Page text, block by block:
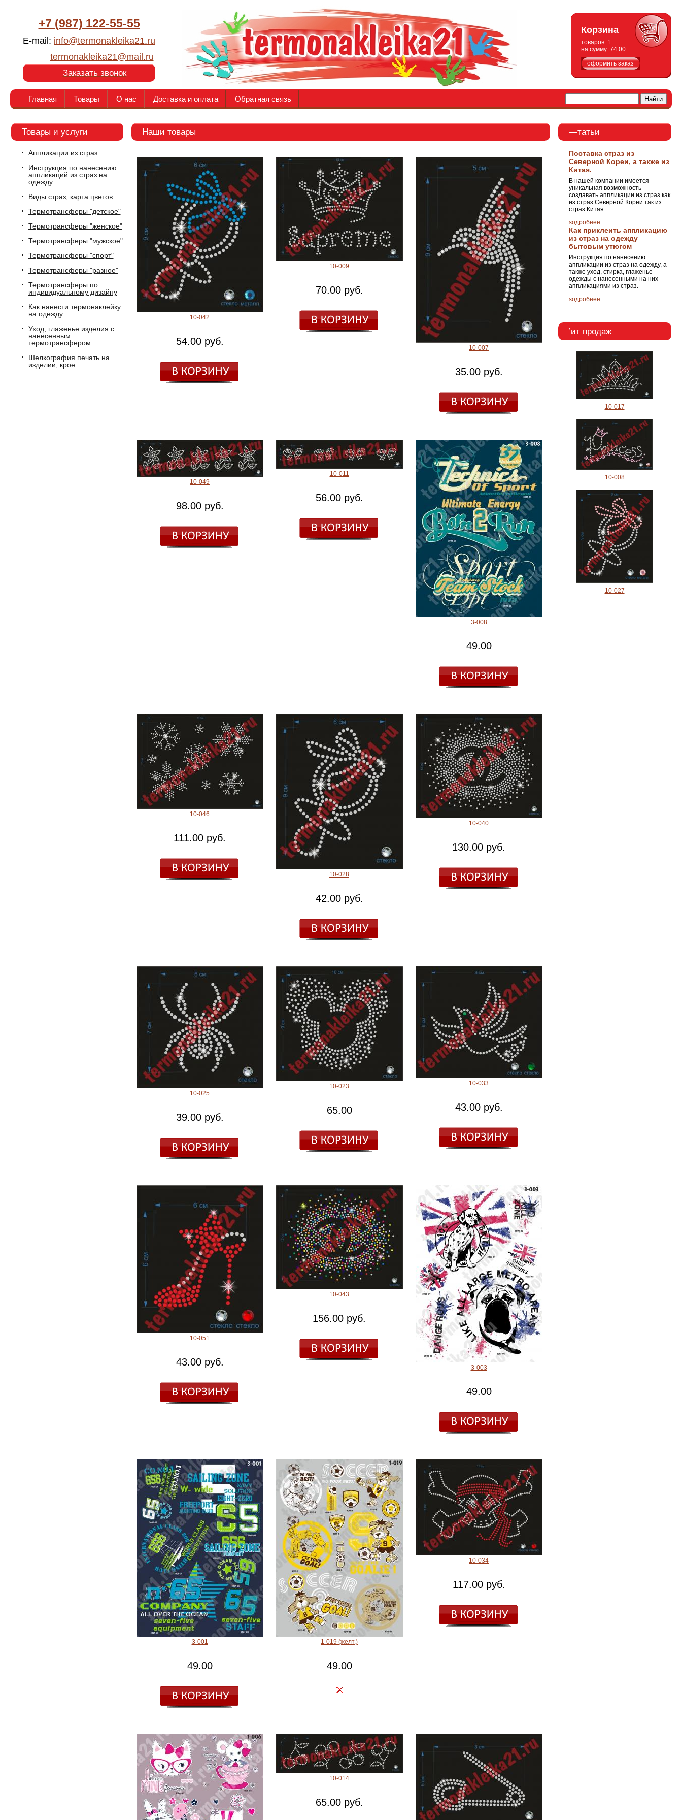
+7 (987) 122-55-55
E-mail: info@termonakleika21.ru
termonakleika21@mail.ru
Заказать звонок
Корзина
товаров: 1
на сумму: 74.00
оформить заказ
Главная Товары О нас Доставка и оплата Обратная связь
Товары и услуги
Аппликации из страз
Инструкция по нанесению
аппликаций из страз на
одежду
Виды страз, карта цветов
Термотрансферы "детское"
Термотрансферы "женское"
Термотрансферы "мужское"
Термотрансферы "спорт"
Термотрансферы "разное"
Термотрансферы по
индивидуальному дизайну
Как нанести термонаклейку
на одежду
Уход, глаженье изделия с
нанесенным
термотрансфером
Шелкография печать на
изделии, крое
Наши товары
10-042
54.00 руб.
10-009
70.00 руб.
10-007
35.00 руб.
10-049
98.00 руб.
10-011
56.00 руб.
3-008
49.00
10-046
111.00 руб.
10-028
42.00 руб.
10-040
130.00 руб.
10-025
39.00 руб.
10-023
65.00
10-033
43.00 руб.
10-051
43.00 руб.
10-043
156.00 руб.
3-003
49.00
3-001
49.00
1-019 (желт.)
49.00
10-034
117.00 руб.
10-014
65.00 руб.
—татьи
Поставка страз из
Северной Кореи, а также из
Китая.
В нашей компании имеется
уникальная возможность
создавать аппликации из страз как
из страз Северной Кореи так из
страз Китая.
ѕодробнее
Как приклеить аппликацию
из страз на одежду
бытовым утюгом
Инструкция по нанесению
аппликации из страз на одежду, а
также уход, стирка, глаженье
одежды с нанесенными на них
аппликациями из страз.
ѕодробнее
’ит продаж
10-017
10-008
10-027